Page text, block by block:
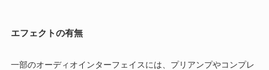
エフェクトの有無
一部のオーディオインターフェイスには、プリアンプやコンプレ